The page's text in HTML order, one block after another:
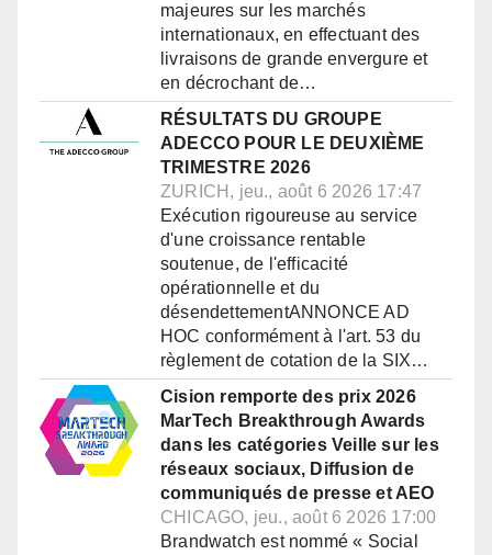
majeures sur les marchés
internationaux, en effectuant des
livraisons de grande envergure et
en décrochant de…
RÉSULTATS DU GROUPE
ADECCO POUR LE DEUXIÈME
TRIMESTRE 2026
ZURICH, jeu., août 6 2026 17:47
Exécution rigoureuse au service
d'une croissance rentable
soutenue, de l'efficacité
opérationnelle et du
désendettementANNONCE AD
HOC conformément à l'art. 53 du
règlement de cotation de la SIX…
Cision remporte des prix 2026
MarTech Breakthrough Awards
dans les catégories Veille sur les
réseaux sociaux, Diffusion de
communiqués de presse et AEO
CHICAGO, jeu., août 6 2026 17:00
Brandwatch est nommé « Social